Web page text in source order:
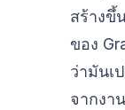
สร้างขึ้
ของ
ว่ามันเ
จากงา